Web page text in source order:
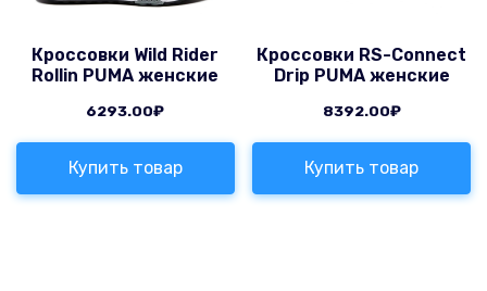
Кроссовки Wild Rider
Rollin PUMA женские
6293.00₽
Купить товар
Кроссовки RS-Connect
Drip PUMA женские
8392.00₽
Купить товар